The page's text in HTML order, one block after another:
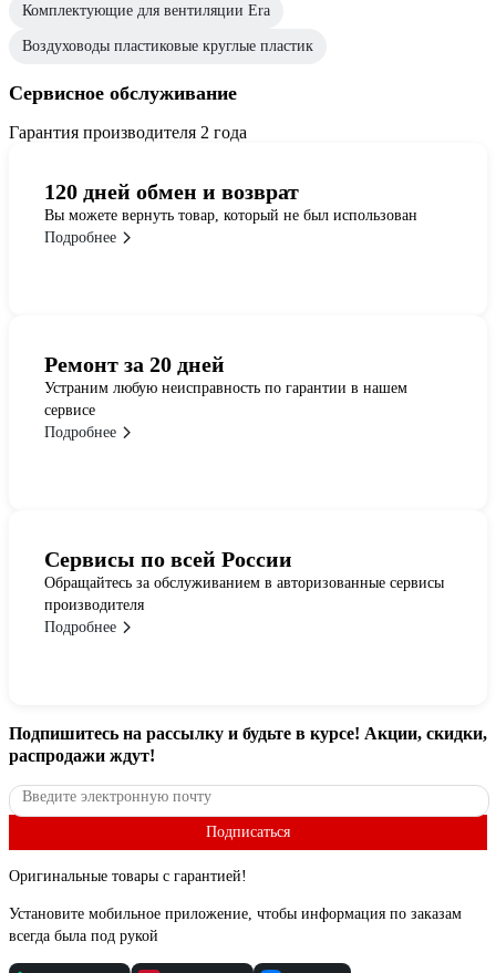
Комплектующие для вентиляции Era
Воздуховоды пластиковые круглые пластик
Сервисное обслуживание
Гарантия производителя 2 года
120 дней обмен и возврат
Вы можете вернуть товар, который не был использован
Подробнее
Ремонт за 20 дней
Устраним любую неисправность по гарантии в нашем
сервисе
Подробнее
Сервисы по всей России
Обращайтесь за обслуживанием в авторизованные сервисы
производителя
Подробнее
Подпишитесь на рассылку и будьте в курсе! Акции, скидки,
распродажи ждут!
Подписаться
Оригинальные товары с гарантией!
Установите мобильное приложение, чтобы информация по заказам
всегда была под рукой